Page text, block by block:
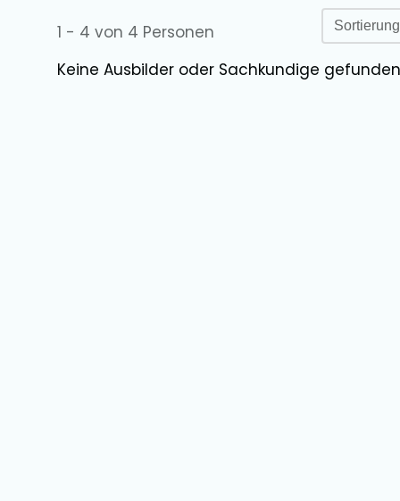
1 - 4 von 4 Personen
Sort
Keine Ausbilder oder Sachkundige